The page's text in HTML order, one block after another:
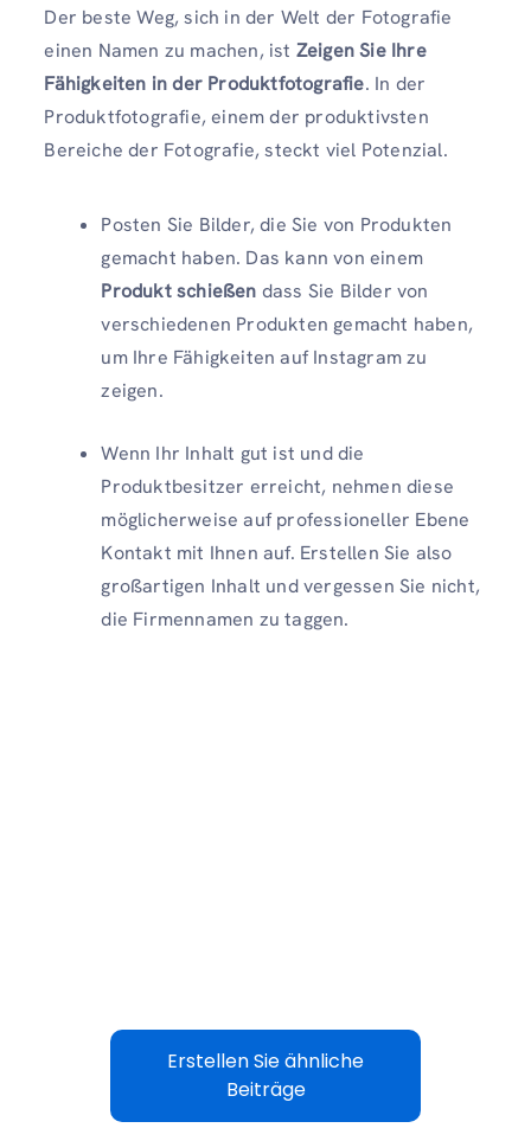
Der beste Weg, sich in der Welt der Fotografie
einen Namen zu machen, ist Zeigen Sie Ihre
Fähigkeiten in der Produktfotografie. In der
Produktfotografie, einem der produktivsten
Bereiche der Fotografie, steckt viel Potenzial.
Posten Sie Bilder, die Sie von Produkten
gemacht haben. Das kann von einem
Produkt schießen dass Sie Bilder von
verschiedenen Produkten gemacht haben,
um Ihre Fähigkeiten auf Instagram zu
zeigen.
Wenn Ihr Inhalt gut ist und die
Produktbesitzer erreicht, nehmen diese
möglicherweise auf professioneller Ebene
Kontakt mit Ihnen auf. Erstellen Sie also
großartigen Inhalt und vergessen Sie nicht,
die Firmennamen zu taggen.
Erstellen Sie ähnliche
Beiträge